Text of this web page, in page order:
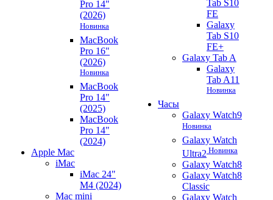
Pro 14"
(2026)
Новинка
MacBook
Pro 16"
(2026)
Новинка
MacBook
Pro 14"
(2025)
MacBook
Pro 14"
(2024)
Apple Mac
iMac
iMac 24"
M4 (2024)
Mac mini
Tab S10
FE
Galaxy
Tab S10
FE+
Galaxy Tab A
Galaxy
Tab A11
Новинка
Часы
Galaxy Watch9
Новинка
Galaxy Watch
Ultra2 Новинка
Galaxy Watch8
Galaxy Watch8
Classic
Galaxy Watch